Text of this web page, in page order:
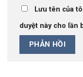
Lưu tên của
duyệt này cho lần